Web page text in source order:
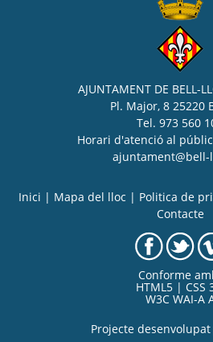
AJUNTAMENT DE BELL-
Pl. Major, 8 25220
Tel. 973 560
Horari d'atenció al
ajuntament@bell-
Inici Mapa del lloc Politica de
Contacte
Conforme
HTML5 | CSS
W3C WAI-A
Projecte